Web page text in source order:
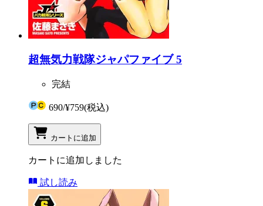
超無気力戦隊ジャパファイブ 5
完結
690/¥759(税込)
カートに追加
カートに追加しました
試し読み